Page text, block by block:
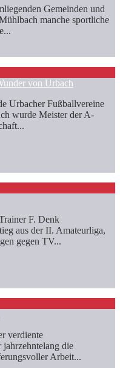
Gemeinden und
manche sportliche
von Urbach
Urbacher Fußballvereine
wurde Meister der A-
F. Denk
aus der II. Amateurliga,
gegen TV...
verdiente
die
Arbeit...